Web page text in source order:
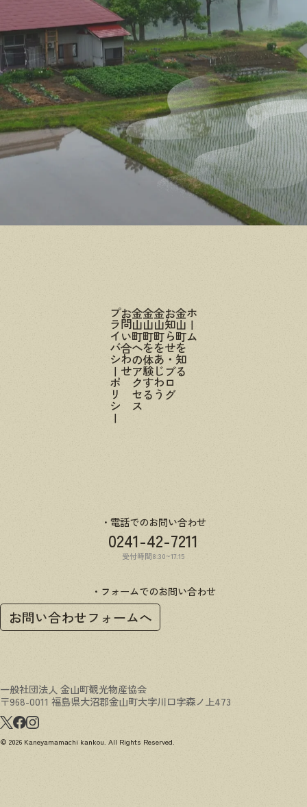
ホーム
金山町を知る
お知らせ・ブログ
金山町をあじわう
金山町を体験する
金山町へのアクセス
お問い合わせ
プライバシーポリシー
電話でのお問い合わせ
0241-42-7211
受付時間8:30~17:15
フォームでのお問い合わせ
お問い合わせフォームへ
一般社団法人 金山町観光物産協会
〒968-0011 福島県大沼郡金山町大字川口字森ノ上473
© 2026 Kaneyamamachi kankou. All Rights Reserved.